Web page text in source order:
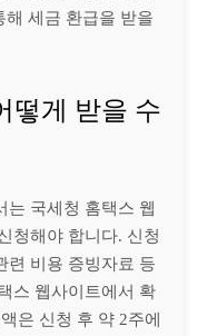
해 세금 환급을 받을
떻게 받을 수
는 국세청 홈택스 웹
청해야 합니다. 신청
련 비용 증빙자료 등
스 웹사이트에서 확
은 신청 후 약 2주에